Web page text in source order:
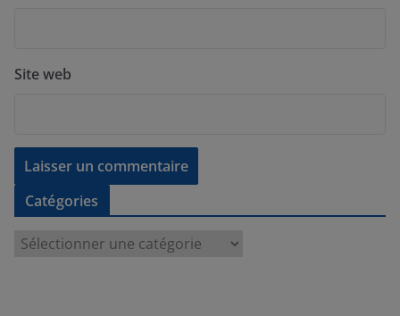
Site web
Catégories